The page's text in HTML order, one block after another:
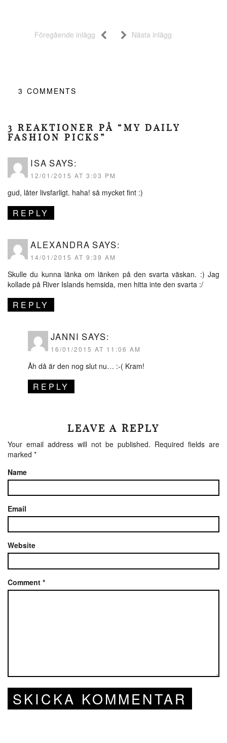
Föregående inlägg Nästa inlägg
3 COMMENTS
3 REAKTIONER PÅ “MY DAILY
FASHION PICKS”
ISA SAYS:
12/01/2015 AT 3:03 PM
gud, låter livsfarligt. haha! så mycket fint :)
REPLY
ALEXANDRA SAYS:
14/01/2015 AT 9:39 AM
Skulle du kunna länka om länken på den svarta väskan. :) Jag
kollade på River Islands hemsida, men hitta inte den svarta :/
REPLY
JANNI SAYS:
16/01/2015 AT 11:06 AM
Åh då är den nog slut nu… :-( Kram!
REPLY
LEAVE A REPLY
Your email address will not be published. Required fields are
marked *
Name
Email
Website
Comment *
SKICKA KOMMENTAR